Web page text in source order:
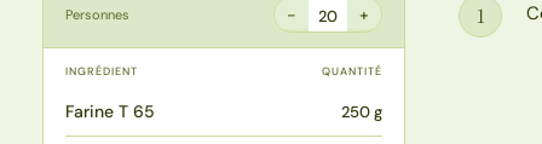
Personnes − 20 +
INGRÉDIENT QUANTITÉ
Farine T 65 250 g
Étape
1